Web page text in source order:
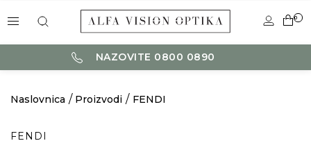
0
NAZOVITE 0800 0890
Naslovnica Proizvodi FENDI
FENDI